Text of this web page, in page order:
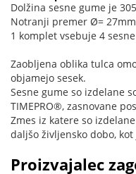
Dolžina sesne gume je
Notranji premer Ø= 27mm
1 komplet vsebuje 4
Zaobljena oblika tulca
objamejo sesek.
Sesne gume so izdelane
TIMEPRO®, zasnovane
Zmes iz katere so
daljšo življensko dobo,
Proizvajalec